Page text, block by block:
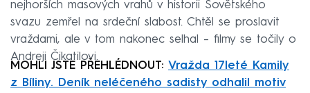
nejhorších masových vrahů v historii Sovětského
svazu zemřel na srdeční slabost. Chtěl se proslavit
vraždami, ale v tom nakonec selhal – filmy se točily o
Andreji Čikatilovi.
MOHLI JSTE PŘEHLÉDNOUT: Vražda 17leté Kamily
z Bíliny. Deník neléčeného sadisty odhalil motiv